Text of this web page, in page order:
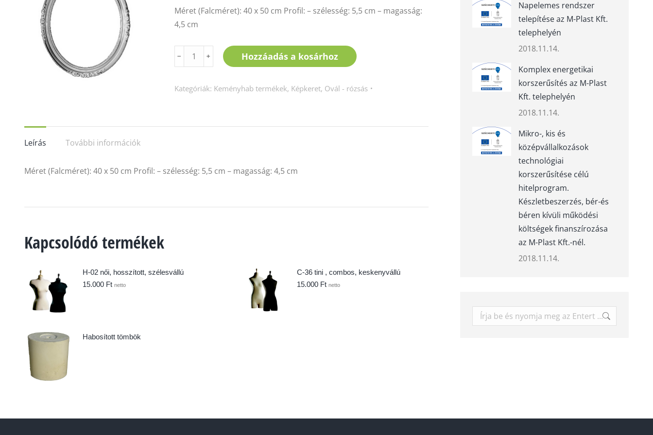
Méret (Falcméret): 40 x 50 cm Profil: – szélesség: 5,5 cm – magasság:
4,5 cm
40X50
csont,
﹣ ﹢ Hozzáadás a kosárhoz
Kategóriák: Keményhab termékek, Képkeret, Ovál - rózsás
Leírás További információk
Méret (Falcméret): 40 x 50 cm Profil: – szélesség: 5,5 cm – magasság: 4,5 cm
Kapcsolódó termékek
H-02 női, hosszított, szélesvállú
15.000 Ft netto
C-36 tini , combos, keskenyvállú
15.000 Ft netto
Habosított tömbök
Napelemes rendszer
telepítése az M-Plast Kft.
telephelyén
2018.11.14.
Komplex energetikai
korszerűsítés az M-Plast
Kft. telephelyén
2018.11.14.
Mikro-, kis és
középvállalkozások
technológiai
korszerűsítése célú
hitelprogram.
Készletbeszerzés, bér-és
béren kívüli működési
költségek finanszírozása
az M-Plast Kft.-nél.
2018.11.14.
Keresés: